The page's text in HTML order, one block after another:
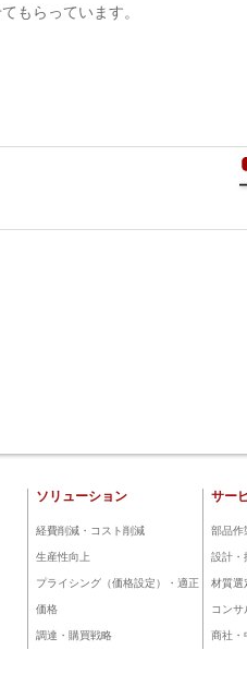
もらっています。
ソリューション
経費削減・コスト削減
生産性向上
プライシング（価格設定）・適正
価格
調達・購買戦略
サー
部品作
設計・
材質選
コンサ
商社・